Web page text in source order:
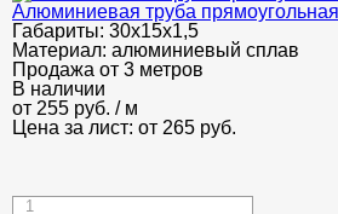
Алюминиевая труба
Габариты: 30х15х1,5
Материал: алюминиевый сплав
Продажа от 3 метров
В наличии
от 255 руб. / м
Цена за лист: от 265 руб.